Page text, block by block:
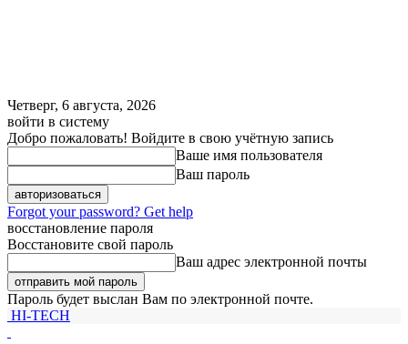
Четверг, 6 августа, 2026
войти в систему
Добро пожаловать! Войдите в свою учётную запись
Ваше имя пользователя
Ваш пароль
Forgot your password? Get help
восстановление пароля
Восстановите свой пароль
Ваш адрес электронной почты
Пароль будет выслан Вам по электронной почте.
HI-TECH